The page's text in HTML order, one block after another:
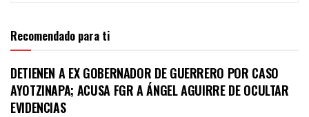
Recomendado para ti
DETIENEN A EX GOBERNADOR DE GUERRERO POR CASO
AYOTZINAPA; ACUSA FGR A ÁNGEL AGUIRRE DE OCULTAR
EVIDENCIAS